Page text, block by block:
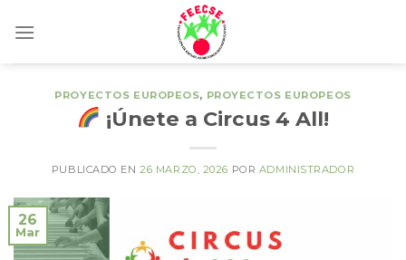
PROYECTOS EUROPEOS, PROYECTOS EUROPEOS
¡Únete a Circus 4 All!
PUBLICADO EN26 MARZO, 2026 POR ADMINISTRADOR
26
Mar